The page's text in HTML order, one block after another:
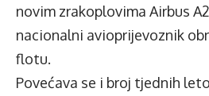
novim zrakoplovima Airbus
nacionalni avioprijevoznik
flotu.
Povećava se i broj tjednih